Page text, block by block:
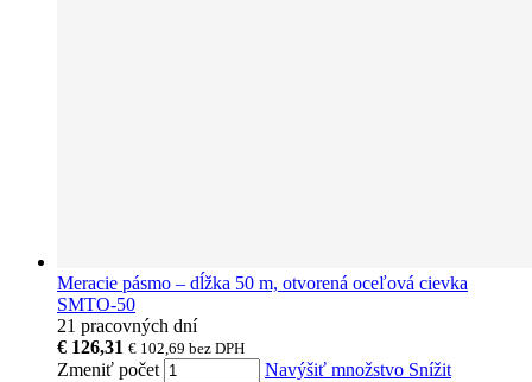
Meracie pásmo – dĺžka 50 m, otvorená oceľová cievka
SMTO-50
21 pracovných dní
€ 126,31 € 102,69 bez DPH
Zmeniť počet Navýšiť množstvo Snížit